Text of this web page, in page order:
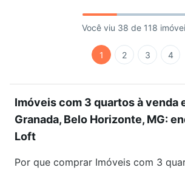
Você viu 38 de 118
1 2 3 4
Imóveis com 3 quartos à venda
Granada, Belo Horizonte, MG:
Loft
Por que comprar Imóveis com 3